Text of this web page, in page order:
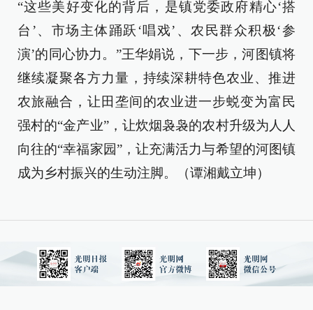
“这些美好变化的背后，是镇党委政府精心‘搭
台’、市场主体踊跃‘唱戏’、农民群众积极‘参
演’的同心协力。”王华娟说，下一步，河图镇将
继续凝聚各方力量，持续深耕特色农业、推进
农旅融合，让田垄间的农业进一步蜕变为富民
强村的“金产业”，让炊烟袅袅的农村升级为人人
向往的“幸福家园”，让充满活力与希望的河图镇
成为乡村振兴的生动注脚。（谭湘戴立坤）